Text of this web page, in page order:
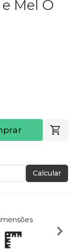
Mel O
Calcular